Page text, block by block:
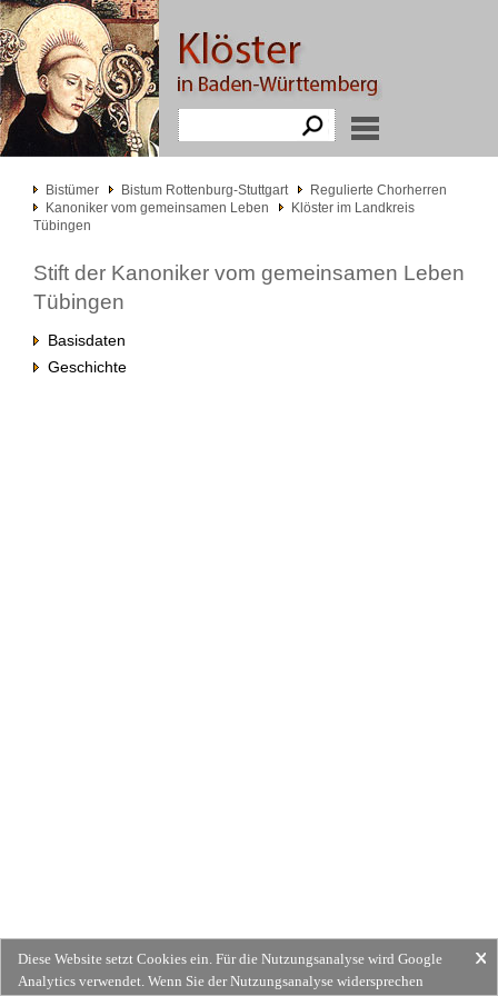
Bistümer Bistum Rottenburg-Stuttgart
Regulierte Chorherren
Kanoniker vom gemeinsamen Leben
Klöster im Landkreis
Tübingen
Stift der Kanoniker vom gemeinsamen Leben
Tübingen
Basisdaten
Geschichte
Diese Website setzt Cookies ein. Für die Nutzungsanalyse wird Google
Analytics verwendet. Wenn Sie der Nutzungsanalyse widersprechen